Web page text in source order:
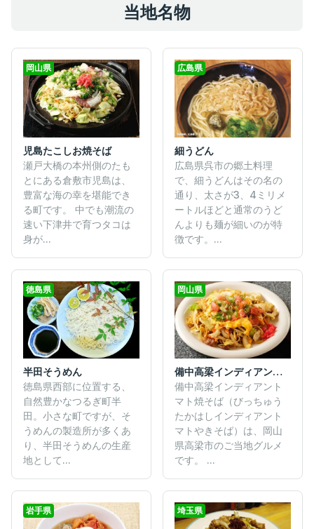
当地名物
岡山県
児島たこしお焼そば
瀬戸大橋の本州側のたも
とにある倉敷市児島は、
豊富な海の幸を堪能でき
る町です。 中でも潮流の
速い下津井で育つタコは
身が...
広島県
細うどん
広島県呉市の郷土料理
で、細うどんはその名の
通り、太さが3、4ミリメ
ートルほどと通常のうど
んよりも麺が細いのが特
徴です。...
徳島県
半田そうめん
徳島県西部に位置する、
自然豊かなつるぎ町半
田。小さな町ですが、そ
うめんの製造所が多くあ
り、半田そうめんの生産
地として...
岡山県
備中高梁インディアントマト焼そば
備中高梁インディアント
マト焼そば（びっちゅう
たかはしインディアント
マトやきそば）は、岡山
県高梁市のご当地グルメ
です。 ...
岩手県 埼玉県